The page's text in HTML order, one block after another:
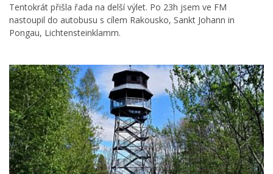
Tentokrát přišla řada na delší výlet. Po 23h jsem ve FM
nastoupil do autobusu s cílem Rakousko, Sankt Johann in
Pongau, Lichtensteinklamm.